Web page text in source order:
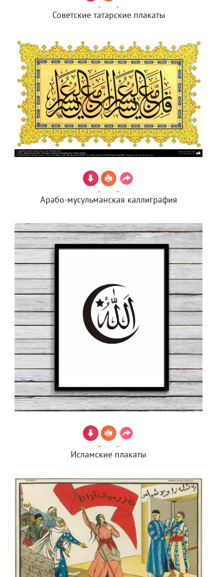
Советские татарские плакаты
Арабо-мусульманская каллиграфия
Исламские плакаты